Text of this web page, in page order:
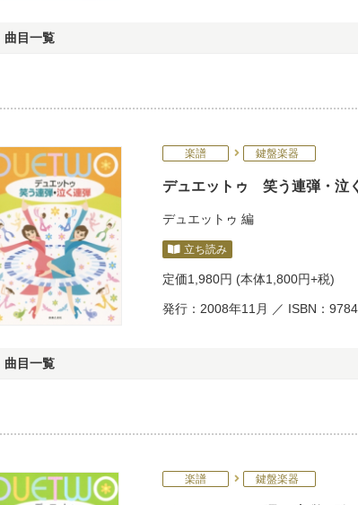
曲目一覧
楽譜 鍵盤楽器
デュエットゥ 笑う連弾・泣
デュエットゥ 編
立ち読み
定価1,980円 (本体1,800円+税)
発行：2008年11月 ／ ISBN：
曲目一覧
楽譜 鍵盤楽器